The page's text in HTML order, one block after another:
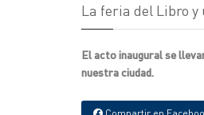
La feria del Libro
El acto inaugural se
nuestra ciudad.